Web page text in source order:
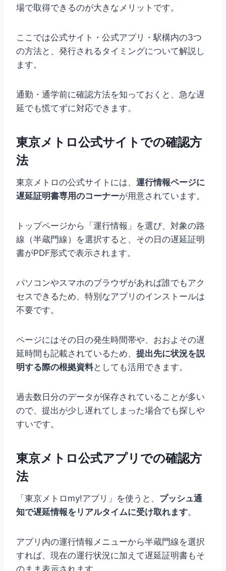
場で取得できるのが大きなメリットです。
ここでは公式サイト・公式アプリ・駅構内の3つ
の方法と、発行されるタイミングについて解説し
ます。
通勤・通学前に確認方法を知っておくと、急な遅
延でも慌てずに対応できます。
東京メトロ公式サイトでの確認方
法
東京メトロの公式サイトには、 運行情報ページに
遅延証明書専用のコーナーが用意されています。
トップページから「運行情報」を選び、対象の路
線（半蔵門線）を選択すると、その日の遅延証明
書がPDF形式で表示されます。
パソコンやスマホのブラウザがあれば誰でもアク
セスできるため、特別なアプリのインストールは
不要です。
ページにはその日の発生時間帯や、おおよその遅
延時間も記載されているため、 提出先に状況を説
明する際の根拠資料としても活用できます。
過去数日分のデータが保存されていることが多い
ので、提出が少し遅れてしまった場合でも探しや
すいです。
東京メトロ公式アプリでの確認方
法
「東京メトロmy!アプリ」を使うと、 プッシュ通
知で遅延情報をリアルタイムに受け取れます。
アプリ内の運行情報メニューから半蔵門線を選択
すれば、現在の運行状況に加えて遅延証明書もそ